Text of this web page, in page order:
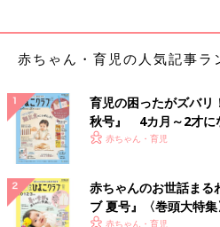
赤ちゃん・育児の人気記事ラ
育児の困ったがズバリ
秋号』 4カ月～2才に
いっぱい！
赤ちゃん・育児
赤ちゃんのお世話まる
ブ 夏号』〈巻頭大特
赤ちゃん・育児